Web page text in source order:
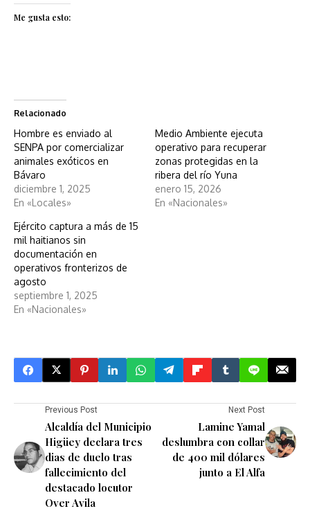
Me gusta esto:
Relacionado
Hombre es enviado al
SENPA por comercializar
animales exóticos en
Bávaro
diciembre 1, 2025
En «Locales»
Medio Ambiente ejecuta
operativo para recuperar
zonas protegidas en la
ribera del río Yuna
enero 15, 2026
En «Nacionales»
Ejército captura a más de 15
mil haitianos sin
documentación en
operativos fronterizos de
agosto
septiembre 1, 2025
En «Nacionales»
Previous Post
Alcaldía del Municipio
Higüey declara tres
dias de duelo tras
fallecimiento del
destacado locutor
Over Avila
Next Post
Lamine Yamal
deslumbra con collar
de 400 mil dólares
junto a El Alfa